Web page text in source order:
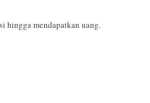
hingga mendapatkan uang.